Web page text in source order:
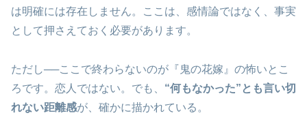
は明確には存在しません。ここは、感情論ではなく、事実
として押さえておく必要があります。
ただし──ここで終わらないのが『鬼の花嫁』の怖いとこ
ろです。恋人ではない。でも、 “何もなかった”とも言い切
れない距離感が、確かに描かれている。